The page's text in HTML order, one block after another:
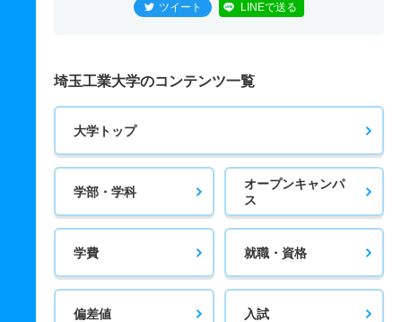
ツイート LINEで送る
埼玉工業大学のコンテンツ一覧
大学トップ
学部・学科
オープンキャンパ
ス
学費 就職・資格
偏差値 入試